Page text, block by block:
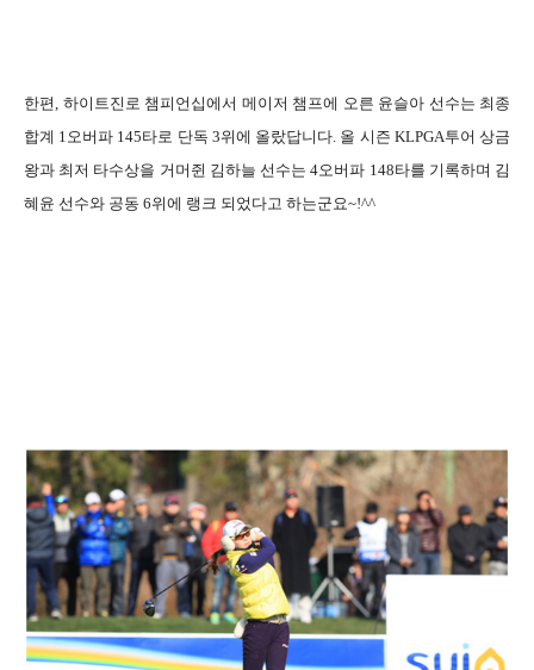
한편 하이트진로 챔피언십에서 메이저 챔프에 오른 윤슬아 선수는 최종
합계 1 오버파 145타로 단독 3위에 올랐답니다 올 시즌 KLPGA투어 상금
왕과 최저 타수상을 거머쥔 김하늘 선수는 4오버파 148타를 기록하며 김
혜윤 선수와 공동 6위에 랭크 되었다고 하는군요~!^^